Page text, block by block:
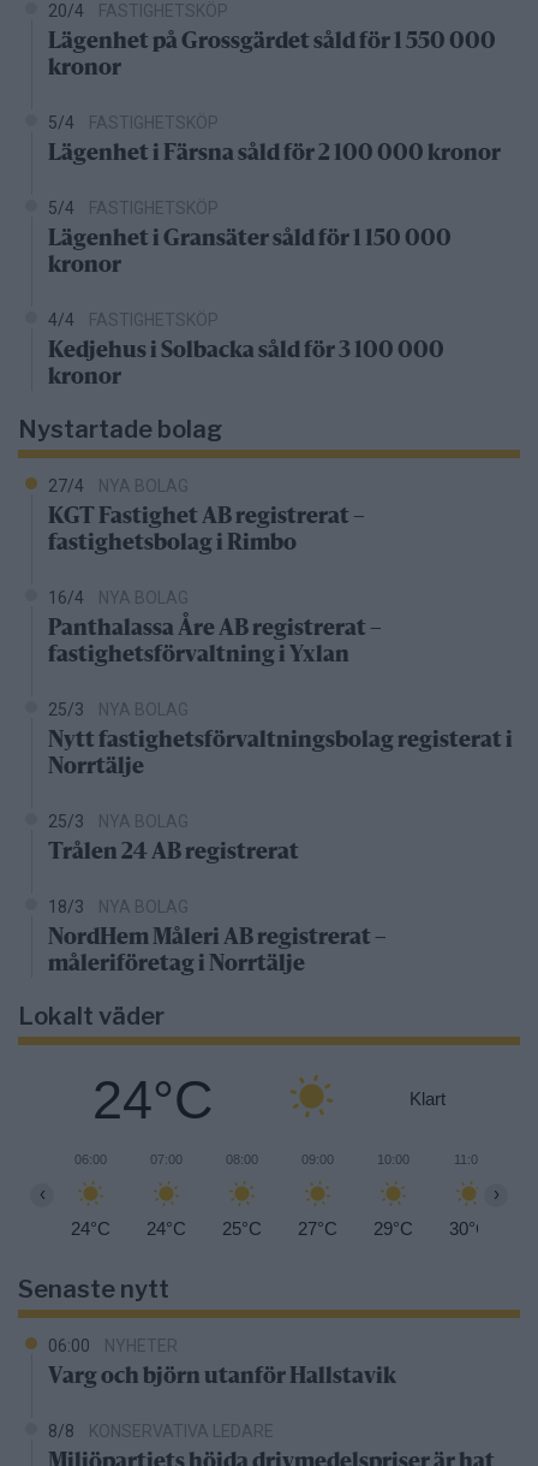
20/4 FASTIGHETSKÖP
Lägenhet på Grossgärdet såld för 1 550 000
kronor
5/4 FASTIGHETSKÖP
Lägenhet i Färsna såld för 2 100 000 kronor
5/4 FASTIGHETSKÖP
Lägenhet i Gransäter såld för 1 150 000
kronor
4/4 FASTIGHETSKÖP
Kedjehus i Solbacka såld för 3 100 000
kronor
Nystartade bolag
27/4 NYA BOLAG
KGT Fastighet AB registrerat –
fastighetsbolag i Rimbo
16/4 NYA BOLAG
Panthalassa Åre AB registrerat –
fastighetsförvaltning i Yxlan
25/3 NYA BOLAG
Nytt fastighetsförvaltningsbolag registerat i
Norrtälje
25/3 NYA BOLAG
Trålen 24 AB registrerat
18/3 NYA BOLAG
NordHem Måleri AB registrerat –
måleriföretag i Norrtälje
Lokalt väder
24°C Klart
06:00
24°C
07:00
24°C
08:00
25°C
09:00
27°C
10:00
29°C
11:00
30°C
‹ ›
Senaste nytt
06:00 NYHETER
Varg och björn utanför Hallstavik
8/8 KONSERVATIVA LEDARE